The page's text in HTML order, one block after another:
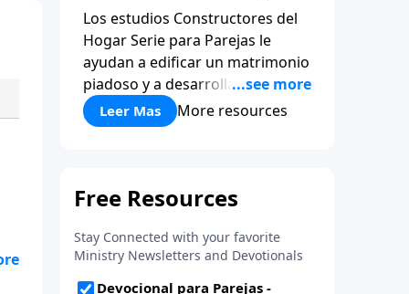
Los estudios Constructores del
Hogar Serie para Parejas le
ayudan a edificar un matrimonio
piadoso y a desarrollar
amistades que duren para toda
la vida. ¡Únase a uno de los
los principios de la Palabra de
familia, su iglesia y su
comunidad!
Leer Mas More resources